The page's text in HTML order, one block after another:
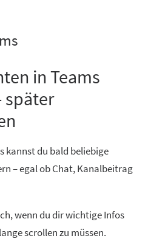
in Teams
später
kannst du bald beliebige
– egal ob Chat, Kanalbeitrag
wenn du dir wichtige Infos
scrollen zu müssen.